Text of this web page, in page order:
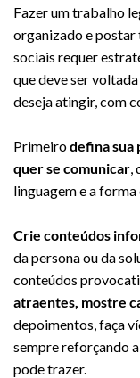
Fazer um trabalho
organizado e postar
sociais requer
que deve ser
deseja atingir, com
Primeirodefina sua
quer se comunicar,
linguagem e a
Crie conteúdos
da persona ou da
conteúdos
atraentes, mostre
depoimentos, faça
sempre reforçando
pode trazer.